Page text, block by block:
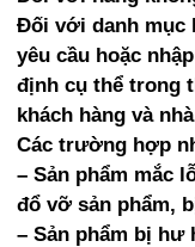
Đối với danh mục
yêu cầu hoặc
định cụ thể trong
khách hàng và
Các trường hợp
– Sản phẩm mắc
đổ vỡ sản phẩm,
– Sản phẩm bị